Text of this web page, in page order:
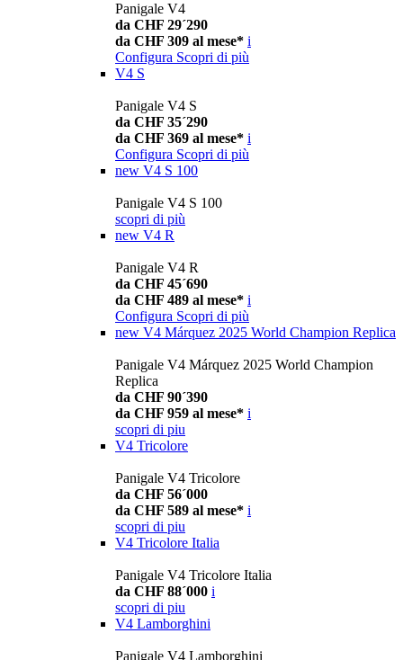
Panigale V4
da CHF 29´290
da CHF 309 al mese* i
Configura Scopri di più
V4 S
Panigale V4 S
da CHF 35´290
da CHF 369 al mese* i
Configura Scopri di più
new V4 S 100
Panigale V4 S 100
scopri di più
new V4 R
Panigale V4 R
da CHF 45´690
da CHF 489 al mese* i
Configura Scopri di più
new V4 Márquez 2025 World Champion Replica
Panigale V4 Márquez 2025 World Champion
Replica
da CHF 90´390
da CHF 959 al mese* i
scopri di piu
V4 Tricolore
Panigale V4 Tricolore
da CHF 56´000
da CHF 589 al mese* i
scopri di piu
V4 Tricolore Italia
Panigale V4 Tricolore Italia
da CHF 88´000 i
scopri di piu
V4 Lamborghini
Panigale V4 Lamborghini